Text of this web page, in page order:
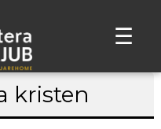
☰
kristen